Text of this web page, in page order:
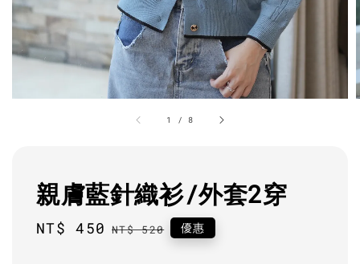
1 / 8
親膚藍針織衫/外套2穿
Sale
NT$ 450 Regular
NT$ 520 優惠